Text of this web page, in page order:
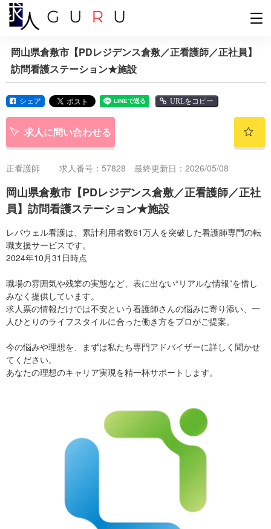
岡山県倉敷市【PDレジデンス倉敷／正看護師／正社員】
訪問看護ステーション★施設
シェア URLをコピー
求人に問い合わせる
正看護師 求人番号：57828 最終更新日：2026/05/08
岡山県倉敷市【PDレジデンス倉敷／正看護師／正社
員】訪問看護ステーション★施設
レバウェル看護は、累計利用者数61万人を突破した看護師専門の転
職支援サービスです。
2024年10月31日時点
職場の雰囲気や残業の実態など、表に出ない“リアルな情報”を惜し
みなく提供しています。
求人票の情報だけでは不安という看護師さんの悩みに寄り添い、一
人ひとりのライフスタイルに合った働き方をプロがご提案。
今の悩みや理想を、まずは私たち専門アドバイザーに詳しく聞かせ
てください。
あなたの理想のキャリア実現を精一杯サポートします。